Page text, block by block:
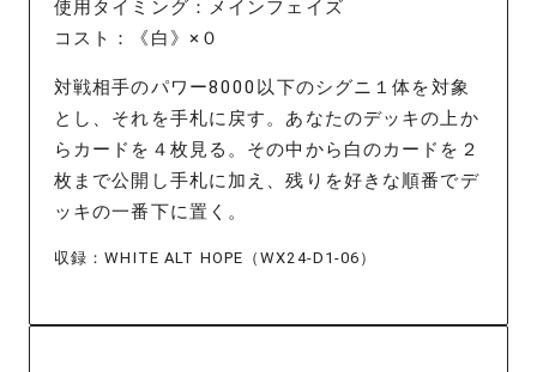
使用タイミング：メインフェイズ
コスト：《白》×０
対戦相手のパワー8000以下のシグニ１体を対象
とし、それを手札に戻す。あなたのデッキの上か
らカードを４枚見る。その中から白のカードを２
枚まで公開し手札に加え、残りを好きな順番でデ
ッキの一番下に置く。
収録：WHITE ALT HOPE（WX24-D1-06）